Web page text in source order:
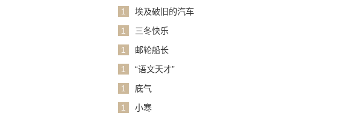
1
埃及破旧的汽车
1
三冬快乐
1
邮轮船长
1
“语文天才”
1
底气
1
小寒